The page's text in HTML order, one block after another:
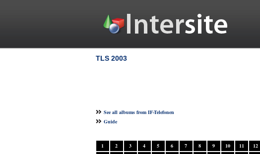
TLS 2003
See all albums from IF-Telefonen
Guide
1 2 3 4 5 6 7 8 9 10 11 12